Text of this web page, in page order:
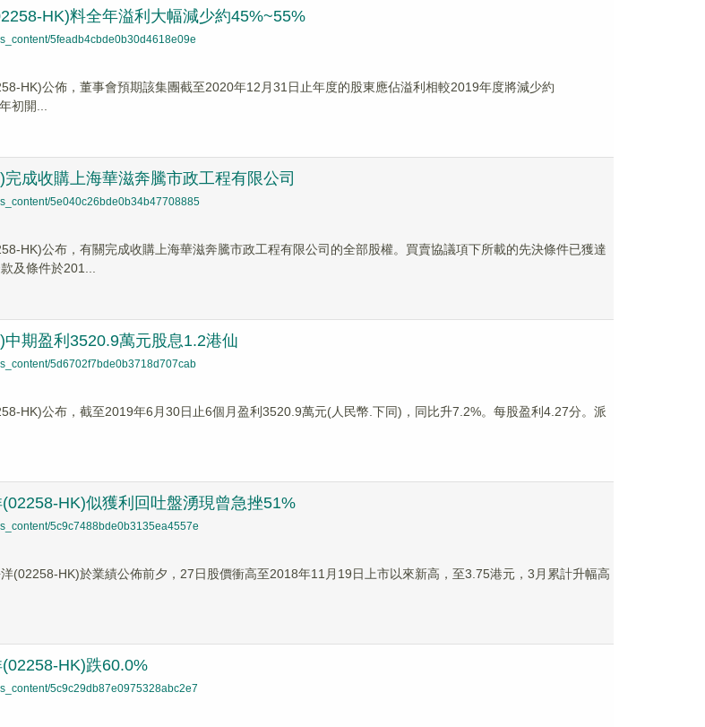
HK)料全年溢利大幅減少約45%~55%
5feadb4cbde0b30d4618e09e
HK)公佈，董事會預期該集團截至2020年12月31日止年度的股東應佔溢利相較2019年度將減少約
初開...
成收購上海華滋奔騰市政工程有限公司
5e040c26bde0b34b47708885
HK)公布，有關完成收購上海華滋奔騰市政工程有限公司的全部股權。買賣協議項下所載的先決條件已獲達
及條件於201...
期盈利3520.9萬元股息1.2港仙
5d6702f7bde0b3718d707cab
HK)公布，截至2019年6月30日止6個月盈利3520.9萬元(人民幣.下同)，同比升7.2%。每股盈利4.27分。派
(02258-HK)似獲利回吐盤湧現曾急挫51%
5c9c7488bde0b3135ea4557e
洋(02258-HK)於業績公佈前夕，27日股價衝高至2018年11月19日上市以來新高，至3.75港元，3月累計升幅高
(02258-HK)跌60.0%
5c9c29db87e0975328abc2e7